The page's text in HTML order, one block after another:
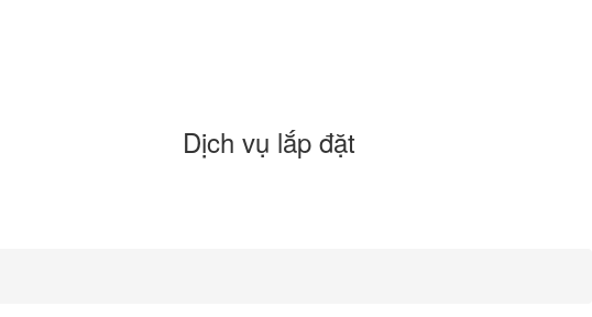
Dịch vụ lắp đặt